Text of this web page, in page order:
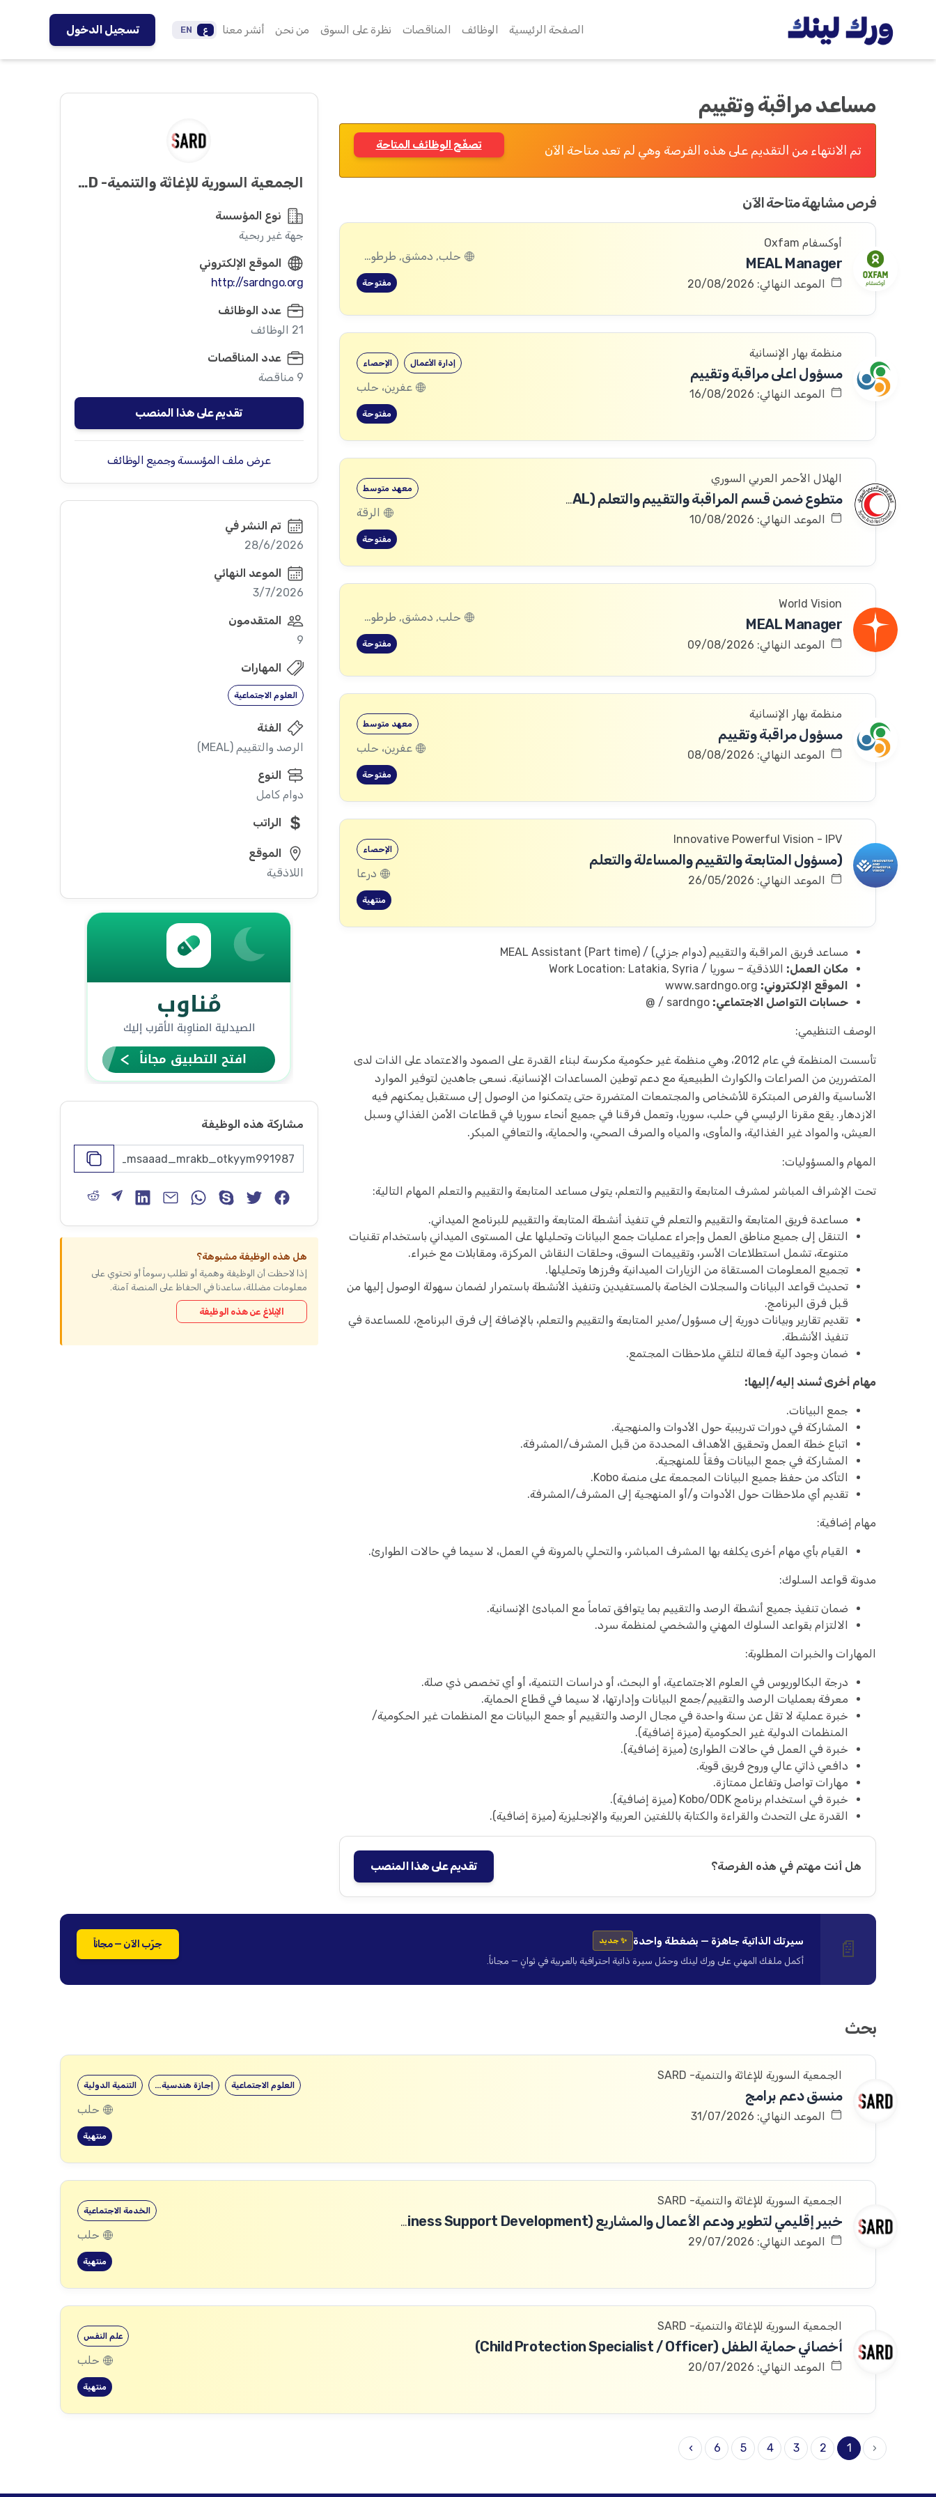
الصفحة الرئيسية الوظائف المناقصات نظرة على السوق من نحن أنشر معنا ع EN تسجيل الدخول
مساعد مراقبة وتقييم
تم الانتهاء من التقديم على هذه الفرصة وهي لم تعد متاحة الآن تصفّح الوظائف المتاحة
فرص مشابهة متاحة الآن
أوكسفام Oxfam
MEAL Manager
الموعد النهائي: 20/08/2026
حلب, دمشق, طرطوس, ريف دمشق, ديرالزور, درعا, السويداء, إدلب, القنيطرة, اللاذقية, الرقة, حمص, الحسكة, حماة
مفتوحة
منظمة بهار الإنسانية
مسؤول اعلى مراقبة وتقييم
الموعد النهائي: 16/08/2026
الإحصاء إدارة الأعمال
عفرين، حلب
مفتوحة
الهلال الأحمر العربي السوري
متطوع ضمن قسم المراقبة والتقييم والتعلم (MEAL)
الموعد النهائي: 10/08/2026
معهد متوسط
الرقة
مفتوحة
World Vision
MEAL Manager
الموعد النهائي: 09/08/2026
حلب, دمشق, طرطوس, ريف دمشق, ديرالزور, درعا, السويداء, إدلب, القنيطرة, اللاذقية, الرقة, حمص, الحسكة, حماة
مفتوحة
منظمة بهار الإنسانية
مسؤول مراقبة وتقييم
الموعد النهائي: 08/08/2026
معهد متوسط
عفرين، حلب
مفتوحة
Innovative Powerful Vision - IPV
(مسؤول المتابعة والتقييم والمساءلة والتعلم
الموعد النهائي: 26/05/2026
الإحصاء
درعا
منتهية
مساعد فريق المراقبة والتقييم (دوام جزئي) / MEAL Assistant (Part time)
مكان العمل: اللاذقية – سوريا / Work Location: Latakia, Syria
الموقع الإلكتروني:
حسابات التواصل الاجتماعي:
الوصف التنظيمي:
تأسست المنظمة في عام 2012، وهي منظمة غير حكومية مكرسة لبناء القدرة على الصمود والاعتماد على الذات لدى
المتضررين من الصراعات والكوارث الطبيعية مع دعم توطين المساعدات الإنسانية. نسعى جاهدين لتوفير الموارد
الأساسية والفرص المبتكرة للأشخاص والمجتمعات المتضررة حتى يتمكنوا من الوصول إلى مستقبل يمكنهم فيه
الازدهار. يقع مقرنا الرئيسي في حلب، سوريا، وتعمل فرقنا في جميع أنحاء سوريا في قطاعات الأمن الغذائي وسبل
العيش، والمواد غير الغذائية، والمأوى، والمياه والصرف الصحي، والحماية، والتعافي المبكر.
المهام والمسؤوليات:
تحت الإشراف المباشر لمشرف المتابعة والتقييم والتعلم، يتولى مساعد المتابعة والتقييم والتعلم المهام التالية:
مساعدة فريق المتابعة والتقييم والتعلم في تنفيذ أنشطة المتابعة والتقييم للبرنامج الميداني.
التنقل إلى جميع مناطق العمل وإجراء عمليات جمع البيانات وتحليلها على المستوى الميداني باستخدام تقنيات
متنوعة، تشمل استطلاعات الأسر، وتقييمات السوق، وحلقات النقاش المركزة، ومقابلات مع خبراء.
تجميع المعلومات المستقاة من الزيارات الميدانية وفرزها وتحليلها.
تحديث قواعد البيانات والسجلات الخاصة بالمستفيدين وتنفيذ الأنشطة باستمرار لضمان سهولة الوصول إليها من
قبل فرق البرنامج.
تقديم تقارير وبيانات دورية إلى مسؤول/مدير المتابعة والتقييم والتعلم، بالإضافة إلى فرق البرنامج، للمساعدة في
تنفيذ الأنشطة.
ضمان وجود آلية فعالة لتلقي ملاحظات المجتمع.
مهام أخرى تُسند إليه/إليها:
جمع البيانات.
المشاركة في دورات تدريبية حول الأدوات والمنهجية.
اتباع خطة العمل وتحقيق الأهداف المحددة من قبل المشرف/المشرفة.
المشاركة في جمع البيانات وفقاً للمنهجية.
التأكد من حفظ جميع البيانات المجمعة على منصة Kobo.
تقديم أي ملاحظات حول الأدوات و/أو المنهجية إلى المشرف/المشرفة.
مهام إضافية:
القيام بأي مهام أخرى يكلفه بها المشرف المباشر، والتحلي بالمرونة في العمل، لا سيما في حالات الطوارئ.
مدونة قواعد السلوك:
ضمان تنفيذ جميع أنشطة الرصد والتقييم بما يتوافق تماماً مع المبادئ الإنسانية.
الالتزام بقواعد السلوك المهني والشخصي لمنظمة سرد.
المهارات والخبرات المطلوبة:
درجة البكالوريوس في العلوم الاجتماعية، أو البحث، أو دراسات التنمية، أو أي تخصص ذي صلة.
معرفة بعمليات الرصد والتقييم/جمع البيانات وإدارتها، لا سيما في قطاع الحماية.
خبرة عملية لا تقل عن سنة واحدة في مجال الرصد والتقييم أو جمع البيانات مع المنظمات غير الحكومية/
المنظمات الدولية غير الحكومية (ميزة إضافية).
خبرة في العمل في حالات الطوارئ (ميزة إضافية).
دافعي ذاتي عالي وروح فريق قوية.
مهارات تواصل وتفاعل ممتازة.
خبرة في استخدام برنامج Kobo/ODK (ميزة إضافية).
القدرة على التحدث والقراءة والكتابة باللغتين العربية والإنجليزية (ميزة إضافية).
هل أنت مهتم في هذه الفرصة؟ تقديم على هذا المنصب
الجمعية السورية للإغاثة والتنمية- SARD
نوع المؤسسة
جهة غير ربحية
الموقع الإلكتروني
http://sardngo.org
عدد الوظائف
21 الوظائف
عدد المناقصات
9 مناقصة
تقديم على هذا المنصب
عرض ملف المؤسسة وجميع الوظائف
تم النشر في
28/6/2026
الموعد النهائي
3/7/2026
المتقدمون
9
المهارات
العلوم الاجتماعية
الفئة
الرصد والتقييم (MEAL)
النوع
دوام كامل
الراتب
الموقع
اللاذقية
مشاركة هذه الوظيفة
هل هذه الوظيفة مشبوهة؟
إذا لاحظت أن الوظيفة وهمية أو تطلب رسوماً أو تحتوي على
معلومات مضللة، ساعدنا في الحفاظ على المنصة آمنة.
الإبلاغ عن هذه الوظيفة
📄 سيرتك الذاتية جاهزة — بضغطة واحدة ✨ جديد
أكمل ملفك المهني على ورك لينك وحمّل سيرة ذاتية احترافية بالعربية في ثوانٍ — مجاناً.
جرّب الآن — مجاناً
بحث
الجمعية السورية للإغاثة والتنمية- SARD
منسق دعم برامج
الموعد النهائي: 31/07/2026
التنمية الدولية إجازة هندسية… العلوم الاجتماعية
حلب
منتهية
الجمعية السورية للإغاثة والتنمية- SARD
خبير إقليمي لتطوير ودعم الأعمال والمشاريع (Regional Expert – Enterprise Ecosystem and Business Support Development)
الموعد النهائي: 29/07/2026
الخدمة الاجتماعية
حلب
منتهية
الجمعية السورية للإغاثة والتنمية- SARD
أخصائي حماية الطفل (Child Protection Specialist / Officer)
الموعد النهائي: 20/07/2026
علم النفس
حلب
منتهية
‹
1
2
3
4
5
6
›